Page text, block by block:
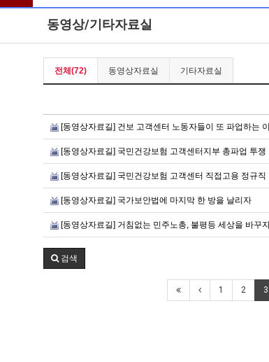
동영상/기타자료실
전체(72) 동영상자료실 기타자료실
[동영상자료길] 건보 고객센터 노동자들이 또 파업하는
[동영상자료길] 국민건강보험 고객센터지부 총파업 투
[동영상자료길] 국민건강보험 고객센터 직접고용 정규
[동영상자료길] 국가보안법에 마지막 한 방을 날리자
[동영상자료길] 거침없는 민주노총, 불평등 세상을 바꾸
검색
1 2 3